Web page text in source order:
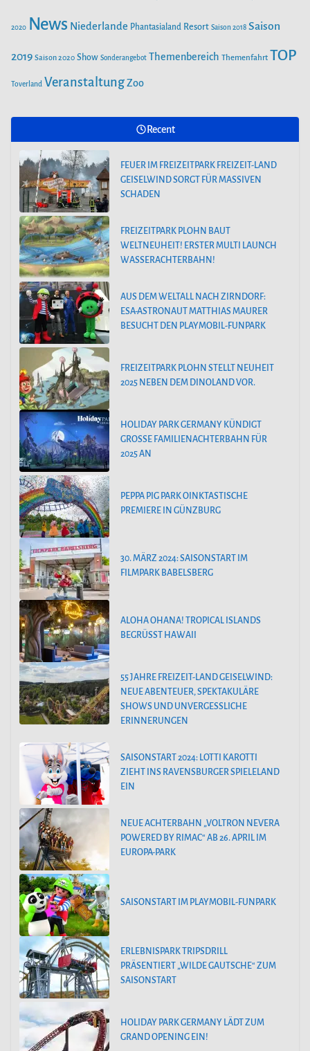
GEISELWIND SORGT FÜR MASSIVEN
2020 News Niederlande Phantasialand Resort Saison 2018 Saison
2019 Saison 2020 Show Sonderangebot Themenbereich Themenfahrt TOP
Toverland VeranstaltungZoo
Recent
FEUER IM FREIZEITPARK FREIZEIT-LAND
GEISELWIND SORGT FÜR MASSIVEN
SCHADEN
FREIZEITPARK PLOHN BAUT
WELTNEUHEIT! ERSTER MULTI LAUNCH
WASSERACHTERBAHN!
AUS DEM WELTALL NACH ZIRNDORF:
ESA-ASTRONAUT MATTHIAS MAURER
BESUCHT DEN PLAYMOBIL-FUNPARK
FREIZEITPARK PLOHN STELLT NEUHEIT
2025 NEBEN DEM DINOLAND VOR.
HOLIDAY PARK GERMANY KÜNDIGT
GROSSE FAMILIENACHTERBAHN FÜR 2
025 AN
PEPPA PIG PARK OINKTASTISCHE
PREMIERE IN GÜNZBURG
30. MÄRZ 2024: SAISONSTART IM
FILMPARK BABELSBERG
ALOHA OHANA! TROPICAL ISLANDS
BEGRÜSST HAWAII
55 JAHRE FREIZEIT-LAND GEISELWIND:
NEUE ABENTEUER, SPEKTAKULÄRE
SHOWS UND UNVERGESSLICHE
ERINNERUNGEN
SAISONSTART 2024: LOTTI KAROTTI
ZIEHT INS RAVENSBURGER SPIELELAND
EIN
NEUE ACHTERBAHN „VOLTRON NEVERA
POWERED BY RIMAC“ AB 26. APRIL IM
EUROPA-PARK
SAISONSTART IM PLAYMOBIL-FUNPARK
ERLEBNISPARK TRIPSDRILL
PRÄSENTIERT „WILDE GAUTSCHE“ ZUM
SAISONSTART
HOLIDAY PARK GERMANY LÄDT ZUM
GRAND OPENING EIN!